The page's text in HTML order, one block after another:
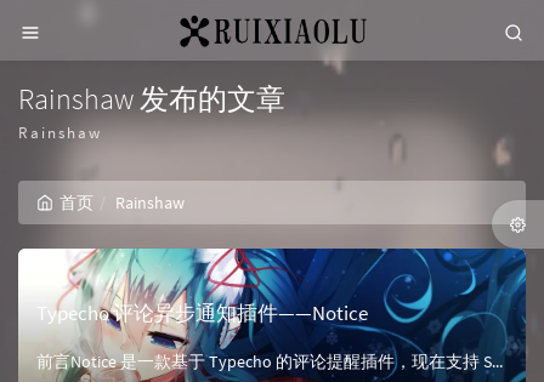
Rainshaw 发布的文章
Rainshaw
首页 Rainshaw
Typecho 评论异步通知插件——Notice
前言Notice 是一款基于 Typecho 的评论提醒插件，现在支持 SMTP 发信通知和博主微信通知（基于Server酱)、博主QQ通知（基于 Qmsg 酱）。Notice v1.0.0下载...